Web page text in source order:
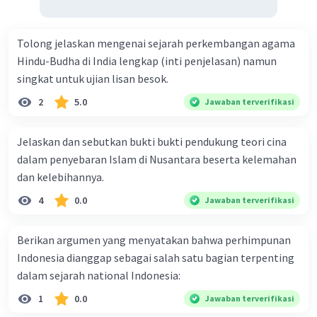
manusia dan konsekuensi dari tindakan tertentu,
yang dapat memengaruhi perkembangan dan
perubahan di masa depan.
-Stabilitas dan Dinamika
: Kesinambungan
memberikan stabilitas di tengah perubahan,
perkembangan baru. Dengan demikian, sejarah
adalah kombinasi dinamis antara elemen yang
tetap dan elemen yang berubah.
konsep ini, kita dapat lebih baik memahami
bagaimana sejarah dibentuk dan bagaimana
masyarakat beradaptasi seiring waktu.
Beri Rating Balas
Tolong jelaskan mengenai sejarah perkembangan agama
Hindu-Budha di India lengkap (inti penjelasan) namun
singkat untuk ujian lisan besok.
2 5.0 Jawaban terverifikasi
Jelaskan dan sebutkan bukti bukti pendukung teori cina
dalam penyebaran Islam di Nusantara beserta kelemahan
dan kelebihannya.
4 0.0 Jawaban terverifikasi
Berikan argumen yang menyatakan bahwa perhimpunan
Indonesia dianggap sebagai salah satu bagian terpenting
dalam sejarah national Indonesia:
1 0.0 Jawaban terverifikasi